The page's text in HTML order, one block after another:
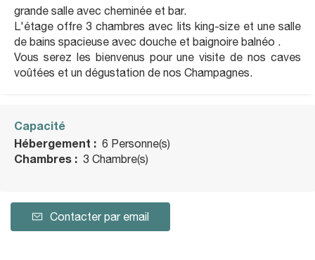
grande salle avec cheminée et bar.
L'étage offre 3 chambres avec lits king-size et une salle
de bains spacieuse avec douche et baignoire balnéo .
Vous serez les bienvenus pour une visite de nos caves
voûtées et un dégustation de nos Champagnes.
Capacité
Hébergement : 6 Personne(s)
Chambres : 3 Chambre(s)
Contacter par email